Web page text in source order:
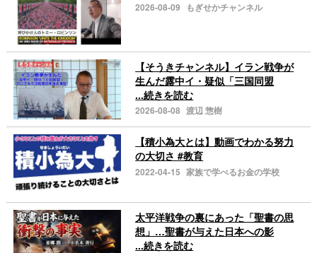
2026-08-09 もぎせかチャンネル
【そうきチャンネル】イラン戦争が
生んだ露中イ・疑似「三国同盟
...続きを読む
2026-08-08 渡辺 惣樹
【積小為大とは】動画でわかる努力
の大切さ #教育
2022-04-15 家族で学べるお金の学校
太平洋戦争の裏にあった「聖書の思
想」…聖書が与えた日本への影
...続きを読む